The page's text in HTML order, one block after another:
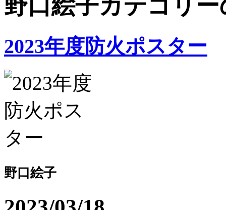
野口絵子カテゴリー
2023年度防火ポスター
野口絵子